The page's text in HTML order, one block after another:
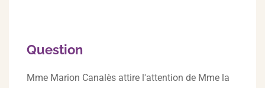
Question
Mme Marion Canalès attire l'attention de Mme la